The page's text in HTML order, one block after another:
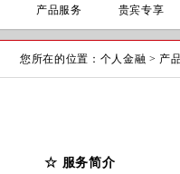
产品服务 贵宾专享
您所在的位置： 个人金融 > 产
☆ 服务简介